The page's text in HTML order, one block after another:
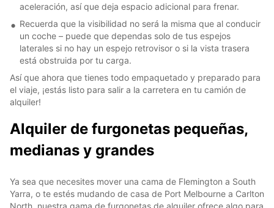
aceleración, así que deja espacio adicional para frenar.
Recuerda que la visibilidad no será la misma que al conducir
un coche – puede que dependas solo de tus espejos
laterales si no hay un espejo retrovisor o si la vista trasera
está obstruida por tu carga.
Así que ahora que tienes todo empaquetado y preparado para
el viaje, ¡estás listo para salir a la carretera en tu camión de
alquiler!
Alquiler de furgonetas pequeñas,
medianas y grandes
Ya sea que necesites mover una cama de Flemington a South
Yarra, o te estés mudando de casa de Port Melbourne a Carlton
North, nuestra gama de furgonetas de alquiler ofrece algo para